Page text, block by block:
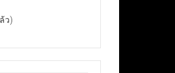
ว)